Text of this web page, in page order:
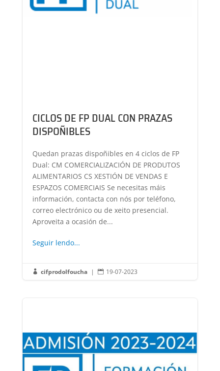
CICLOS DE FP DUAL CON PRAZAS
DISPOÑIBLES
Quedan prazas dispoñibles en 4 ciclos de FP
Dual: CM COMERCIALIZACIÓN DE PRODUTOS
ALIMENTARIOS CS XESTIÓN DE VENDAS E
ESPAZOS COMERCIAIS Se necesitas máis
información, contacta con nós por teléfono,
correo electrónico ou de xeito presencial.
Aproveita a ocasión de...
Seguir lendo...
 cifprodolfoucha |  19-07-2023